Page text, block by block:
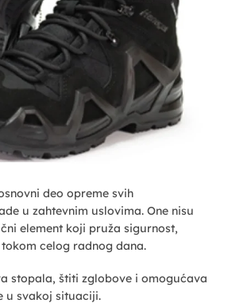
deo opreme svih
u zahtevnim uslovima. One nisu
element koji pruža sigurnost,
celog radnog dana.
stopala, štiti zglobove i omogućava
u svakoj situaciji.